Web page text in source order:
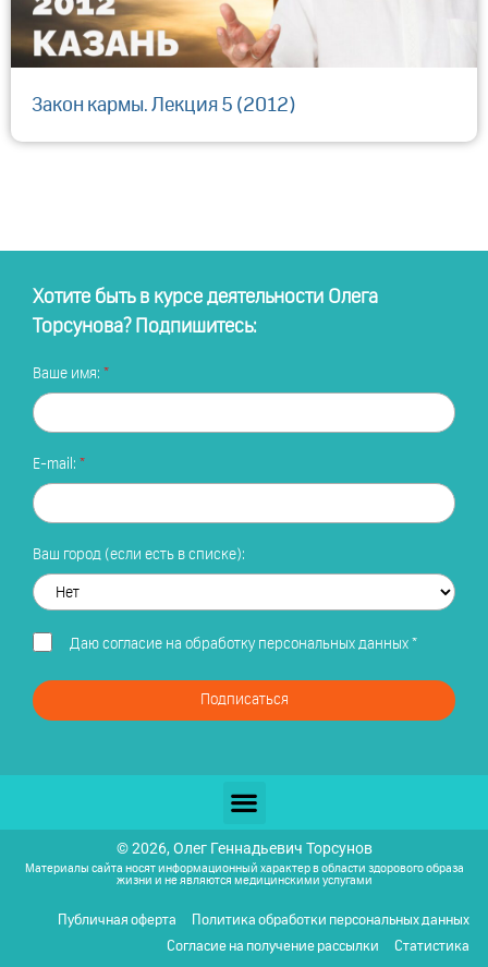
Закон кармы. Лекция 5 (2012)
Хотите быть в курсе деятельности Олега
Торсунова? Подпишитесь:
Ваше имя:
E-mail:
Ваш город (если есть в списке):
Даю согласие на обработку персональных данных*
Подписаться
© 2026, Олег Геннадьевич Торсунов
Материалы сайта носят информационный характер в области здорового образа
жизни и не являются медицинскими услугами
Публичная оферта
Политика обработки персональных данных
Согласие на получение рассылки
Статистика